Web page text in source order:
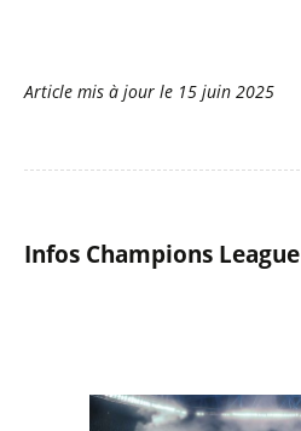
Article mis à jour le 15 juin 2025
Infos Champions League